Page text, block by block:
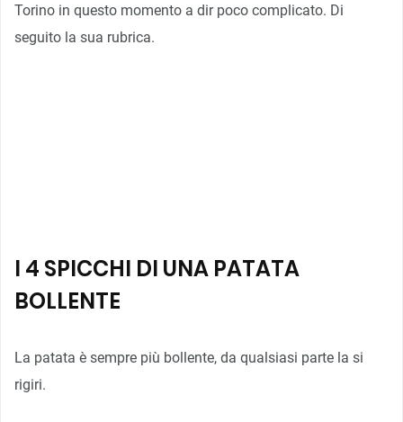
Torino in questo momento a dir poco complicato. Di
seguito la sua rubrica.
I 4 SPICCHI DI UNA PATATA
BOLLENTE
La patata è sempre più bollente, da qualsiasi parte la si
rigiri.